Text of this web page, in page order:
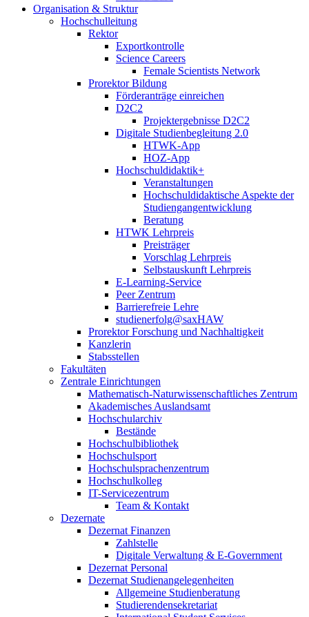
Organisation & Struktur
Hochschulleitung
Rektor
Exportkontrolle
Science Careers
Female Scientists Network
Prorektor Bildung
Förderanträge einreichen
D2C2
Projektergebnisse D2C2
Digitale Studienbegleitung 2.0
HTWK-App
HOZ-App
Hochschuldidaktik+
Veranstaltungen
Hochschuldidaktische Aspekte der
Studiengangentwicklung
Beratung
HTWK Lehrpreis
Preisträger
Vorschlag Lehrpreis
Selbstauskunft Lehrpreis
E-Learning-Service
Peer Zentrum
Barrierefreie Lehre
studienerfolg@saxHAW
Prorektor Forschung und Nachhaltigkeit
Kanzlerin
Stabsstellen
Fakultäten
Zentrale Einrichtungen
Mathematisch-Naturwissenschaftliches Zentrum
Akademisches Auslandsamt
Hochschularchiv
Bestände
Hochschulbibliothek
Hochschulsport
Hochschulsprachenzentrum
Hochschulkolleg
IT-Servicezentrum
Team & Kontakt
Dezernate
Dezernat Finanzen
Zahlstelle
Digitale Verwaltung & E-Government
Dezernat Personal
Dezernat Studienangelegenheiten
Allgemeine Studienberatung
Studierendensekretariat